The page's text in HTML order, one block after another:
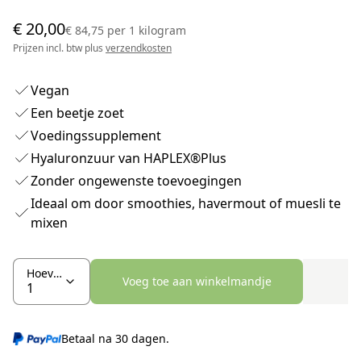
€ 20,00€ 84,75 per 1 kilogram
Prijzen incl. btw plus verzendkosten
Vegan
Een beetje zoet
Voedingssupplement
Hyaluronzuur van HAPLEX®Plus
Zonder ongewenste toevoegingen
Ideaal om door smoothies, havermout of muesli te
mixen
Hoeveelheid
Voeg toe aan winkelmandje
Betaal na 30 dagen.